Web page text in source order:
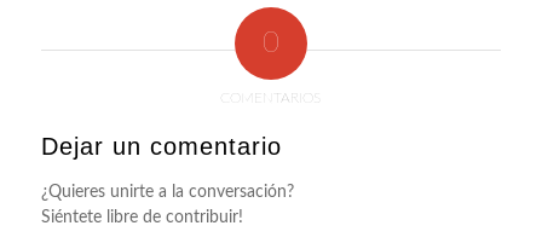
0
COMENTARIOS
Dejar un comentario
¿Quieres unirte a la conversación?
Siéntete libre de contribuir!